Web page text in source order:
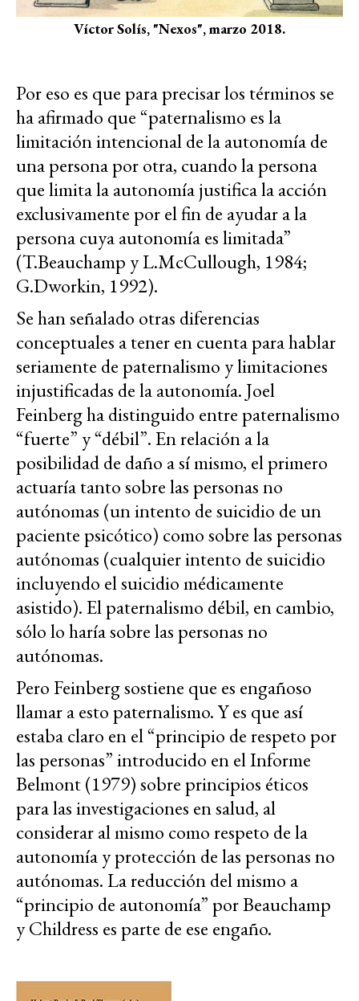
Víctor Solís, "Nexos", marzo 2018.
Por eso es que para precisar los términos se
ha afirmado que “paternalismo es la
limitación intencional de la autonomía de
una persona por otra, cuando la persona
que limita la autonomía justifica la acción
exclusivamente por el fin de ayudar a la
persona cuya autonomía es limitada”
(T.Beauchamp y L.McCullough, 1984;
G.Dworkin, 1992).
Se han señalado otras diferencias
conceptuales a tener en cuenta para hablar
seriamente de paternalismo y limitaciones
injustificadas de la autonomía. Joel
Feinberg ha distinguido entre paternalismo
“fuerte” y “débil”. En relación a la
posibilidad de daño a sí mismo, el primero
actuaría tanto sobre las personas no
autónomas (un intento de suicidio de un
paciente psicótico) como sobre las personas
autónomas (cualquier intento de suicidio
incluyendo el suicidio médicamente
asistido). El paternalismo débil, en cambio,
sólo lo haría sobre las personas no
autónomas.
Pero Feinberg sostiene que es engañoso
llamar a esto paternalismo. Y es que así
estaba claro en el “principio de respeto por
las personas” introducido en el Informe
Belmont (1979) sobre principios éticos
para las investigaciones en salud, al
considerar al mismo como respeto de la
autonomía y protección de las personas no
autónomas. La reducción del mismo a
“principio de autonomía” por Beauchamp
y Childress es parte de ese engaño.